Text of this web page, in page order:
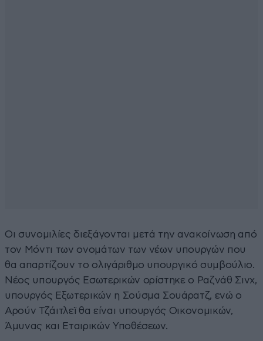
Οι συνομιλίες διεξάγονται μετά την ανακοίνωση από
τον Μόντι των ονομάτων των νέων υπουργών που
θα απαρτίζουν το ολιγάριθμο υπουργικό συμβούλιο.
Νέος υπουργός Εσωτερικών ορίστηκε ο Ραζνάθ Σινχ,
υπουργός Εξωτερικών η Σούσμα Σουάρατζ, ενώ ο
Αρούν Τζάιτλεϊ θα είναι υπουργός Οικονομικών,
Άμυνας και Εταιρικών Υποθέσεων.